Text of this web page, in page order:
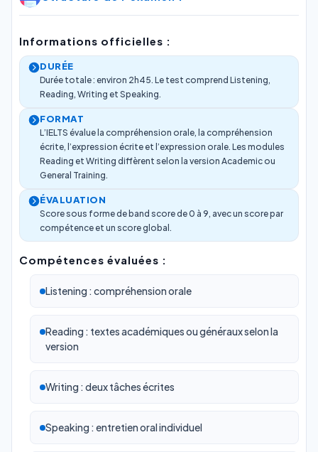
Informations officielles :
DURÉE
Durée totale : environ 2h45. Le test comprend Listening,
Reading, Writing et Speaking.
FORMAT
L’IELTS évalue la compréhension orale, la compréhension
écrite, l’expression écrite et l’expression orale. Les modules
Reading et Writing diffèrent selon la version Academic ou
General Training.
ÉVALUATION
Score sous forme de band score de 0 à 9, avec un score par
compétence et un score global.
Compétences évaluées :
Listening : compréhension orale
Reading : textes académiques ou généraux selon la
version
Writing : deux tâches écrites
Speaking : entretien oral individuel